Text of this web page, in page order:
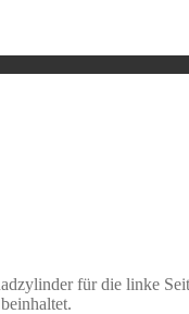
für die linke